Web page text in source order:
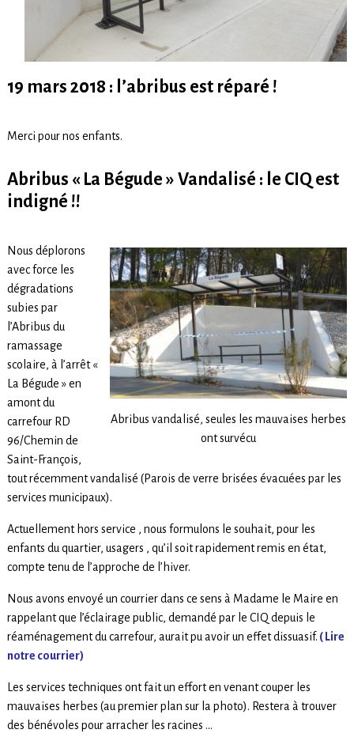
19 mars 2018 : l’abribus est réparé !
Merci pour nos enfants.
Abribus « La Bégude » Vandalisé : le CIQ est
indigné !!
Abribus vandalisé, seules les mauvaises herbes
ont survécu
Nous déplorons
avec force les
dégradations
subies par
l’Abribus du
ramassage
scolaire, à l’arrêt «
La Bégude » en
amont du
carrefour RD
96/Chemin de
Saint-François,
tout récemment vandalisé (Parois de verre brisées évacuées par les
services municipaux).
Actuellement hors service , nous formulons le souhait, pour les
enfants du quartier, usagers , qu’il soit rapidement remis en état,
compte tenu de l’approche de l’hiver.
Nous avons envoyé un courrier dans ce sens à Madame le Maire en
rappelant que l’éclairage public, demandé par le CIQ depuis le
réaménagement du carrefour, aurait pu avoir un effet dissuasif. ( Lire
notre courrier)
Les services techniques ont fait un effort en venant couper les
mauvaises herbes (au premier plan sur la photo). Restera à trouver
des bénévoles pour arracher les racines …